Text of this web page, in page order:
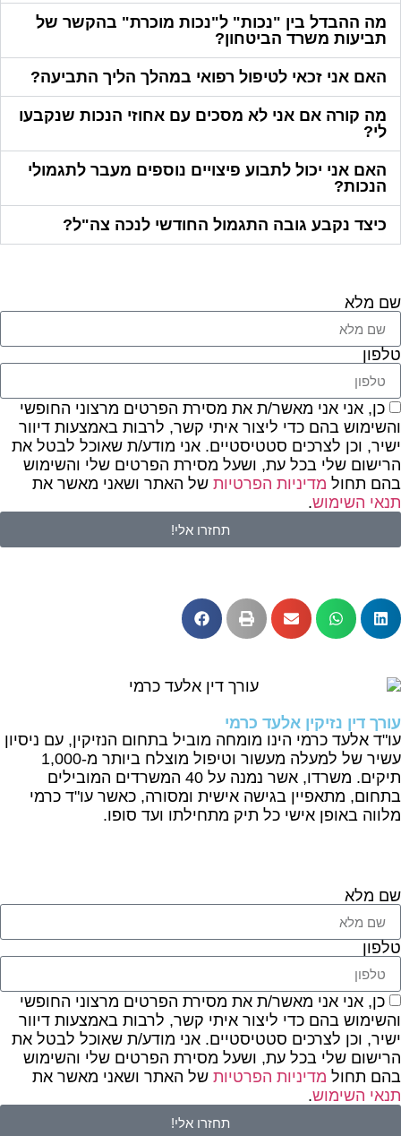
מה ההבדל בין "נכות" ל"נכות מוכרת" בהקשר של
תביעות משרד הביטחון?
האם אני זכאי לטיפול רפואי במהלך הליך התביעה?
מה קורה אם אני לא מסכים עם אחוזי הנכות שנקבעו
לי?
האם אני יכול לתבוע פיצויים נוספים מעבר לתגמולי
הנכות?
כיצד נקבע גובה התגמול החודשי לנכה צה"ל?
שם מלא
טלפון
כן, אני אני מאשר/ת את מסירת הפרטים מרצוני החופשי
והשימוש בהם כדי ליצור איתי קשר, לרבות באמצעות דיוור
ישיר, וכן לצרכים סטטיסטיים. אני מודע/ת שאוכל לבטל את
הרישום שלי בכל עת, ושעל מסירת הפרטים שלי והשימוש
בהם תחול מדיניות הפרטיות של האתר ושאני מאשר את
תנאי השימוש.
תחזרו אלי!
עורך דין נזיקין אלעד כרמי
עו"ד אלעד כרמי הינו מומחה מוביל בתחום הנזיקין, עם ניסיון
עשיר של למעלה מעשור וטיפול מוצלח ביותר מ-1,000
תיקים. משרדו, אשר נמנה על 40 המשרדים המובילים
בתחום, מתאפיין בגישה אישית ומסורה, כאשר עו"ד כרמי
מלווה באופן אישי כל תיק מתחילתו ועד סופו.
שם מלא
טלפון
כן, אני אני מאשר/ת את מסירת הפרטים מרצוני החופשי
והשימוש בהם כדי ליצור איתי קשר, לרבות באמצעות דיוור
ישיר, וכן לצרכים סטטיסטיים. אני מודע/ת שאוכל לבטל את
הרישום שלי בכל עת, ושעל מסירת הפרטים שלי והשימוש
בהם תחול מדיניות הפרטיות של האתר ושאני מאשר את
תנאי השימוש.
תחזרו אלי!